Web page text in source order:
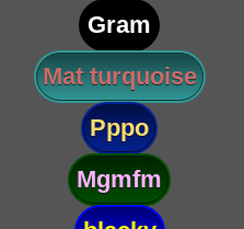
Gram
Mat turquoise
Pppo
Mgmfm